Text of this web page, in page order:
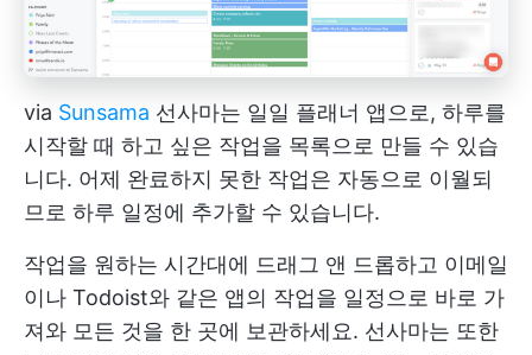
via Sunsama 선사마는 일일 플래너 앱으로, 하루를
시작할 때 하고 싶은 작업을 목록으로 만들 수 있습
니다. 어제 완료하지 못한 작업은 자동으로 이월되
므로 하루 일정에 추가할 수 있습니다.
작업을 원하는 시간대에 드래그 앤 드롭하고 이메일
이나 Todoist와 같은 앱의 작업을 일정으로 바로 가
져와 모든 것을 한 곳에 보관하세요. 선사마는 또한